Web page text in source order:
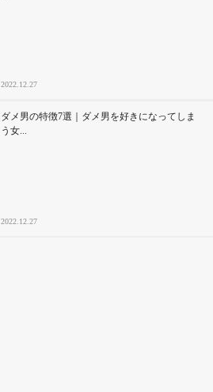
2022.12.27
ダメ男の特徴7選｜ダメ男を好きになってしま
う女...
2022.12.27